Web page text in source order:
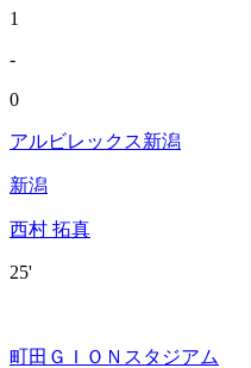
1
-
0
アルビレックス新潟
新潟
西村 拓真
25'
町田ＧＩＯＮスタジアム